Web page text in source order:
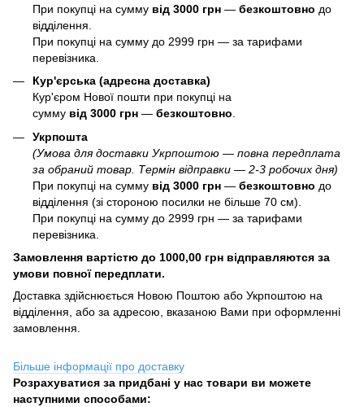
При покупці на сумму від 3000 грн — безкоштовно до
відділення.
При покупці на сумму до 2999 грн — за тарифами
перевізника.
Кур'єрська (адресна доставка)
Кур'єром Нової пошти при покупці на
сумму від 3000 грн — безкоштовно.
Укрпошта
(Умова для доставки Укрпоштою — повна передплата
за обраний товар. Термін відправки — 2-3 робочих дня)
При покупці на сумму від 3000 грн — безкоштовно до
відділення (зі стороною посилки не більше 70 см).
При покупці на сумму до 2999 грн — за тарифами
перевізника.
Замовлення вартістю до 1000,00 грн відправляются за
умови повної передплати.
Доставка здійснюється Новою Поштою або Укрпоштою на
відділення, або за адресою, вказаною Вами при оформленні
замовлення.
Більше інформації про доставку
Розрахуватися за придбані у нас товари ви можете
наступними способами: